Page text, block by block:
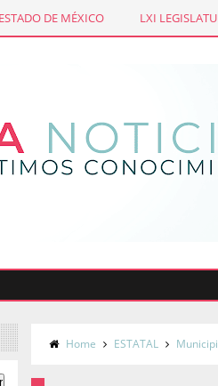
ESTADO DE MÉXICO LXI
Home ESTATAL